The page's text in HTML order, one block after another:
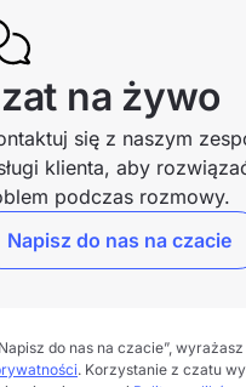
na żywo
się z naszym
klienta, aby
podczas rozmowy.
Napisz do nas na czacie
do nas na czacie”,
. Korzystanie z czatu